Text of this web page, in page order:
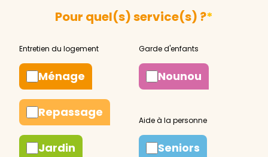
Pour quel(s) service(s) ?*
Ménage
Repassage
Jardin
Nounou
Seniors